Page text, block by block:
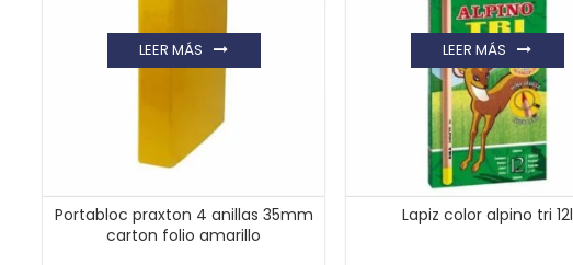
Portabloc praxton 4 anillas 35mm
carton folio amarillo
LEER MÁS
Lapiz color alpino tri 12l
LEER MÁS